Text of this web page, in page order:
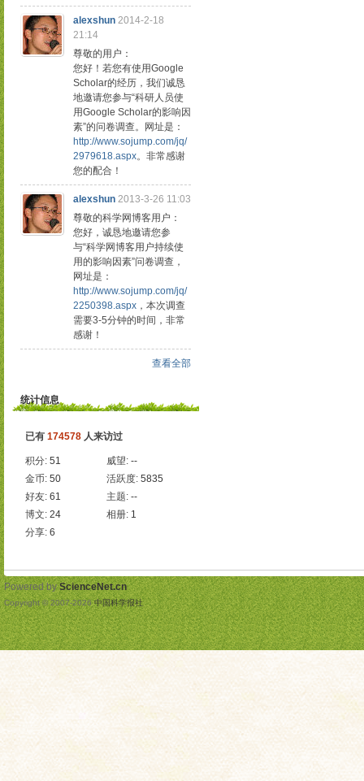
alexshun 2014-2-18
21:14
尊敬的用户：
您好！若您有使用Google
Scholar的经历，我们诚恳
地邀请您参与“科研人员使
用Google Scholar的影响因
素”的问卷调查。网址是：
http://www.sojump.com/jq/
2979618.aspx。非常感谢
您的配合！
alexshun 2013-3-26 11:03
尊敬的科学网博客用户：
您好，诚恳地邀请您参
与“科学网博客用户持续使
用的影响因素”问卷调查，
网址是：
http://www.sojump.com/jq/
2250398.aspx ，本次调查
需要3-5分钟的时间，非常
感谢！
查看全部
统计信息
已有 174578 人来访过
积分: 51 威望: --
金币: 50 活跃度: 5835
好友: 61 主题: --
博文: 24 相册: 1
分享: 6
Powered byScienceNet.cn
Copyright © 2007-2026中国科学报社